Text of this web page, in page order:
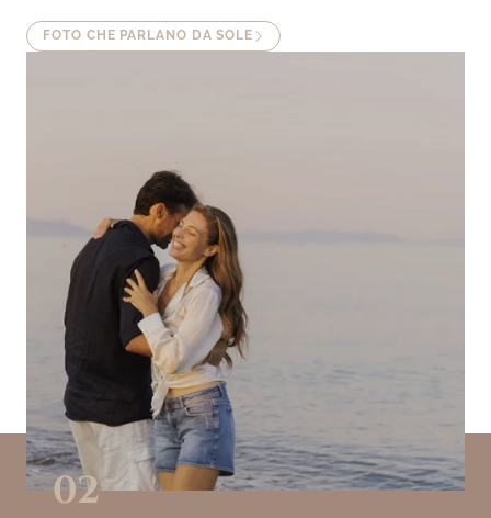
FOTO CHE PARLANO DA SOLE
02